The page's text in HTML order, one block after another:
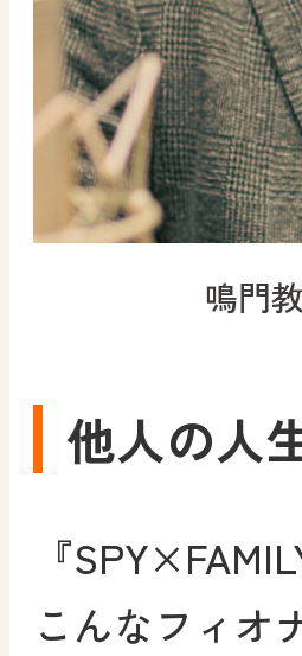
鳴門
他人の人
『
こんなフィオ